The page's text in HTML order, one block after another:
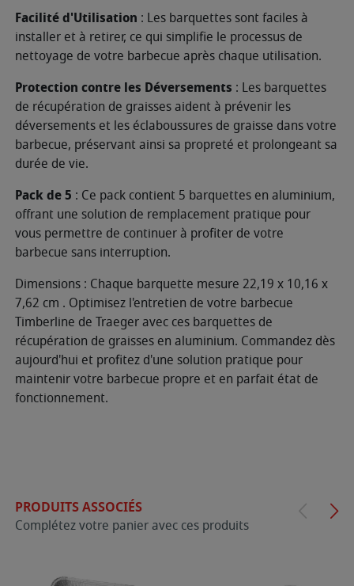
Facilité d'Utilisation : Les barquettes sont faciles à
installer et à retirer, ce qui simplifie le processus de
nettoyage de votre barbecue après chaque utilisation.
Protection contre les Déversements : Les barquettes
de récupération de graisses aident à prévenir les
déversements et les éclaboussures de graisse dans votre
barbecue, préservant ainsi sa propreté et prolongeant sa
durée de vie.
Pack de 5 : Ce pack contient 5 barquettes en aluminium,
offrant une solution de remplacement pratique pour
vous permettre de continuer à profiter de votre
barbecue sans interruption.
Dimensions : Chaque barquette mesure 22,19 x 10,16 x
7,62 cm . Optimisez l'entretien de votre barbecue
Timberline de Traeger avec ces barquettes de
récupération de graisses en aluminium. Commandez dès
aujourd'hui et profitez d'une solution pratique pour
maintenir votre barbecue propre et en parfait état de
fonctionnement.
PRODUITS ASSOCIÉS
Complétez votre panier avec ces produits